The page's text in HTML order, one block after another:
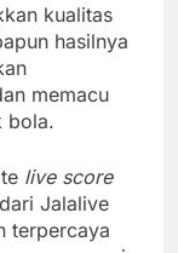
kualitas
hasilnya
memacu
bola.
live score
Jalalive
terpercaya